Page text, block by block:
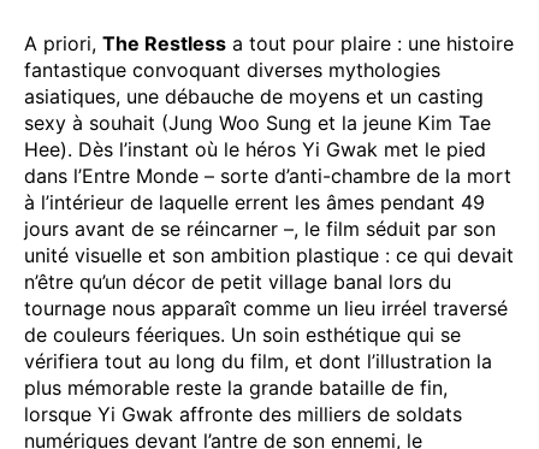
A priori, The Restless a tout pour plaire : une histoire
fantastique convoquant diverses mythologies
asiatiques, une débauche de moyens et un casting
sexy à souhait (Jung Woo Sung et la jeune Kim Tae
Hee). Dès l’instant où le héros Yi Gwak met le pied
dans l’Entre Monde – sorte d’anti-chambre de la mort
à l’intérieur de laquelle errent les âmes pendant 49
jours avant de se réincarner –, le film séduit par son
unité visuelle et son ambition plastique : ce qui devait
n’être qu’un décor de petit village banal lors du
tournage nous apparaît comme un lieu irréel traversé
de couleurs féeriques. Un soin esthétique qui se
vérifiera tout au long du film, et dont l’illustration la
plus mémorable reste la grande bataille de fin,
lorsque Yi Gwak affronte des milliers de soldats
numériques devant l’antre de son ennemi, le